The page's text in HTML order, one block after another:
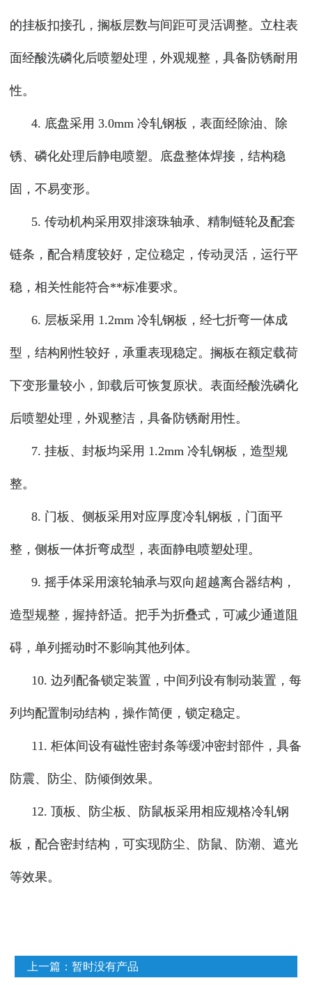
的挂板扣接孔，搁板层数与间距可灵活调整。立柱表
面经酸洗磷化后喷塑处理，外观规整，具备防锈耐用
性。
4. 底盘采用 3.0mm 冷轧钢板，表面经除油、除
锈、磷化处理后静电喷塑。底盘整体焊接，结构稳
固，不易变形。
5. 传动机构采用双排滚珠轴承、精制链轮及配套
链条，配合精度较好，定位稳定，传动灵活，运行平
稳，相关性能符合**标准要求。
6. 层板采用 1.2mm 冷轧钢板，经七折弯一体成
型，结构刚性较好，承重表现稳定。搁板在额定载荷
下变形量较小，卸载后可恢复原状。表面经酸洗磷化
后喷塑处理，外观整洁，具备防锈耐用性。
7. 挂板、封板均采用 1.2mm 冷轧钢板，造型规
整。
8. 门板、侧板采用对应厚度冷轧钢板，门面平
整，侧板一体折弯成型，表面静电喷塑处理。
9. 摇手体采用滚轮轴承与双向超越离合器结构，
造型规整，握持舒适。把手为折叠式，可减少通道阻
碍，单列摇动时不影响其他列体。
10. 边列配备锁定装置，中间列设有制动装置，每
列均配置制动结构，操作简便，锁定稳定。
11. 柜体间设有磁性密封条等缓冲密封部件，具备
防震、防尘、防倾倒效果。
12. 顶板、防尘板、防鼠板采用相应规格冷轧钢
板，配合密封结构，可实现防尘、防鼠、防潮、遮光
等效果。
上一篇： 暂时没有产品